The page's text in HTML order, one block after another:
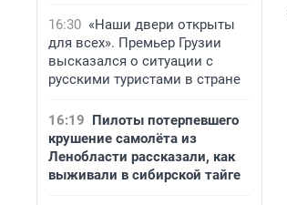
16:30 «Наши двери открыты
для всех». Премьер Грузии
высказался о ситуации с
русскими туристами в стране
16:19 Пилоты потерпевшего
крушение самолёта из
Ленобласти рассказали, как
выживали в сибирской тайге